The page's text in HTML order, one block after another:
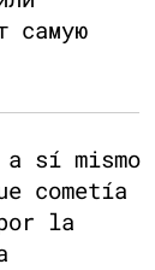
самую
sí mismo
cometía
la